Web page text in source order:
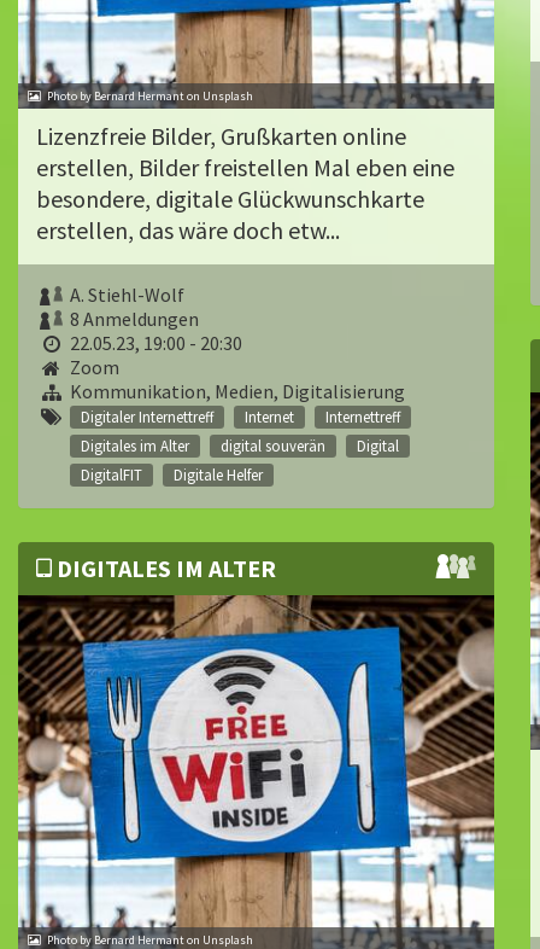
Photo by Bernard Hermant on Unsplash
Lizenzfreie Bilder, Grußkarten online
erstellen, Bilder freistellen Mal eben eine
besondere, digitale Glückwunschkarte
erstellen, das wäre doch etw...
A. Stiehl-Wolf
8 Anmeldungen
22.05.23, 19:00 - 20:30
Zoom
Kommunikation, Medien, Digitalisierung
Digitaler Internettreff Internet
Internettreff
Digitales im Alter
digital souverän
Digital
DigitalFIT
Digitale Helfer
DIGITALES IM ALTER
Photo by Bernard Hermant on Unsplash